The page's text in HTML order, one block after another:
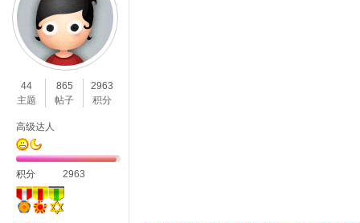
44
主题
865
帖子
2963
积分
高级达人
积分 2963